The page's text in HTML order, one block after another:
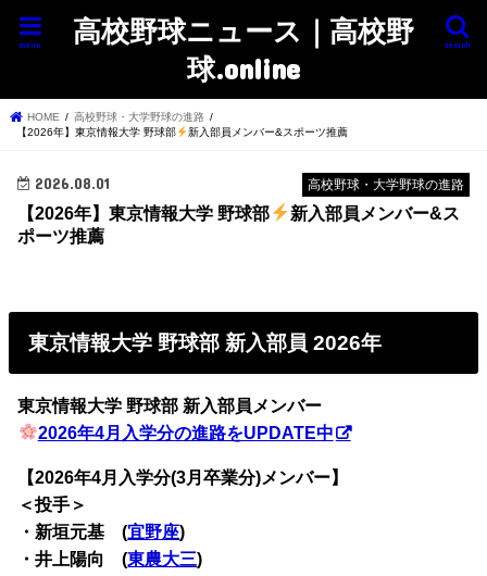
高校野球ニュース｜高校野
球.online
search
menu
HOME
高校野球・大学野球の進路
【2026年】東京情報大学 野球部
新入部員メンバー&スポーツ推薦
高校野球・大学野球の進路
2026.08.01
【2026年】東京情報大学 野球部
新入部員メンバー&ス
ポーツ推薦
東京情報大学 野球部 新入部員 2026年
東京情報大学 野球部 新入部員メンバー
2026年4月入学分の進路をUPDATE中
【2026年4月入学分(3月卒業分)メンバー】
＜投手＞
・新垣元基 (宜野座)
・井上陽向 (東農大三)